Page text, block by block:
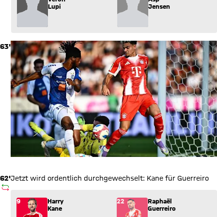
Lupi
Jensen
63'
62'
AUSWECHSLUNG
Jetzt wird ordentlich durchgewechselt: Kane für Guerreiro
Wechsel: Harry Kane (9) kommt für Raphaël Guerreiro (22)
9
Harry
Kane
22
Raphaël
Guerreiro